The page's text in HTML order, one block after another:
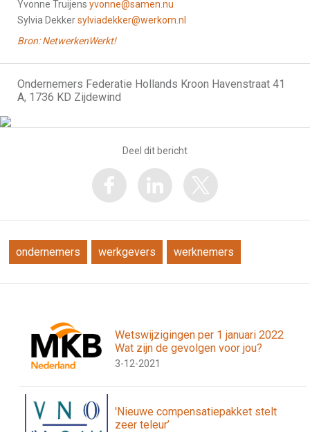
Yvonne Truijens yvonne@samen.nu
Sylvia Dekkersylviadekker@werkom.nl
Bron: NetwerkenWerkt!
Ondernemers Federatie Hollands Kroon Havenstraat 41
A, 1736 KD Zijdewind
Deel dit bericht
ondernemers werkgevers werknemers
Wetswijzigingen per 1 januari 2022
Wat zijn de gevolgen voor jou?
3-12-2021
'Nieuwe compensatiepakket stelt
zeer teleur’